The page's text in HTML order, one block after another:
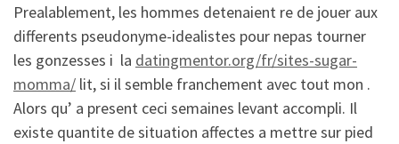
Prealablement, les hommes detenaient re de jouer aux
differents pseudonyme-idealistes pour nepas tourner
les gonzesses i la datingmentor.org/fr/sites-sugar-
momma/ lit, si il semble franchement avec tout mon .
Alors qu’ a present ceci semaines levant accompli. Il
existe quantite de situation affectes a mettre sur pied